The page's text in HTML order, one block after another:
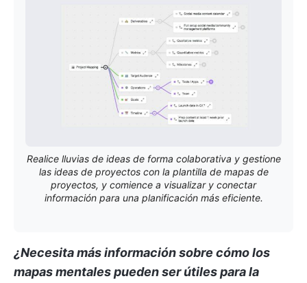
Realice lluvias de ideas de forma colaborativa y gestione
las ideas de proyectos con la plantilla de mapas de
proyectos, y comience a visualizar y conectar
información para una planificación más eficiente.
¿Necesita más información sobre cómo los
mapas mentales pueden ser útiles para la